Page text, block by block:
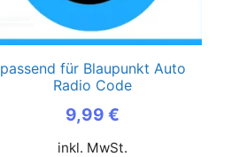
passend für Blaupunkt Auto
Radio Code
9,99€
inkl. MwSt.